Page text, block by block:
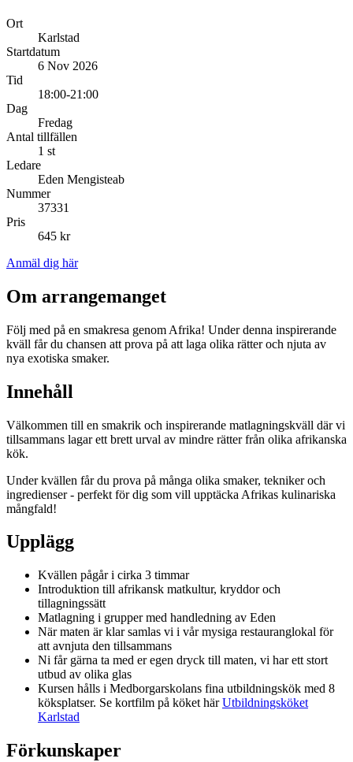
Ort
Karlstad
Startdatum
6 Nov 2026
Tid
18:00-21:00
Dag
Fredag
Antal tillfällen
1 st
Ledare
Eden Mengisteab
Nummer
37331
Pris
645 kr
Anmäl dig här
Om arrangemanget
Följ med på en smakresa genom Afrika! Under denna inspirerande
kväll får du chansen att prova på att laga olika rätter och njuta av
nya exotiska smaker.
Innehåll
Välkommen till en smakrik och inspirerande matlagningskväll där vi
tillsammans lagar ett brett urval av mindre rätter från olika afrikanska
kök.
Under kvällen får du prova på många olika smaker, tekniker och
ingredienser - perfekt för dig som vill upptäcka Afrikas kulinariska
mångfald!
Upplägg
Kvällen pågår i cirka 3 timmar
Introduktion till afrikansk matkultur, kryddor och
tillagningssätt
Matlagning i grupper med handledning av Eden
När maten är klar samlas vi i vår mysiga restauranglokal för
att avnjuta den tillsammans
Ni får gärna ta med er egen dryck till maten, vi har ett stort
utbud av olika glas
Kursen hålls i Medborgarskolans fina utbildningskök med 8
köksplatser. Se kortfilm på köket härUtbildningsköket
Karlstad
Förkunskaper